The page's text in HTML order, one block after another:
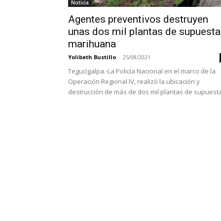
Noticia
Agentes preventivos destruyen
unas dos mil plantas de supuesta
marihuana
Yolibeth Bustillo - 25/08/2021
Tegucigalpa.-La Policía Nacional en el marco de la
Operación Regional IV, realizó la ubicación y
destrucción de más de dos mil plantas de